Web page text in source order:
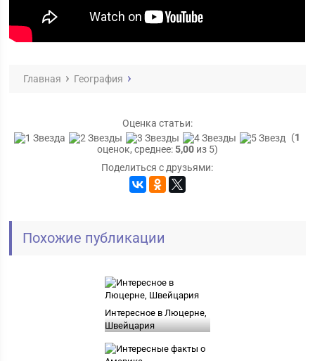
Главная География
Оценка статьи:
(1
оценок, среднее:5,00из 5)
Поделиться с друзьями:
Похожие публикации
Интересное в Люцерне,
Швейцария